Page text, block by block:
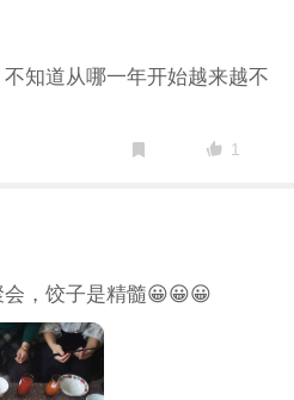
知道从哪一年开始越来越不
1
，饺子是精髓😀😀😀